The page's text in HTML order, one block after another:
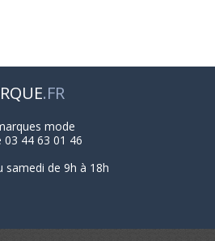
.FR
mode
44 63 01 46
samedi de 9h à 18h